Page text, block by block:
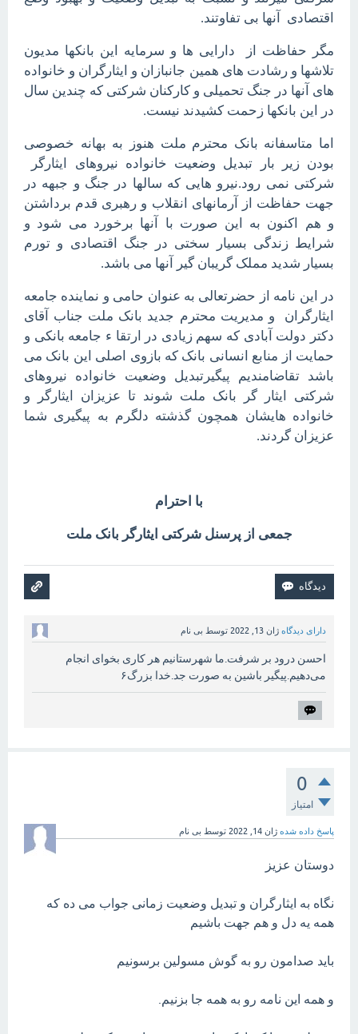
اقتصادی آنها بی تفاوتند.
مگر حفاظت از دارایی ها و سرمایه این بانکها مدیون
تلاشها و رشادت های همین جانبازان و ایثارگران و خانواده
های آنها در جنگ تحمیلی و کارکنان شرکتی که چندین سال
در این بانکها زحمت کشیدند نیست.
اما متاسفانه بانک محترم ملت هنوز به بهانه خصوصی
بودن زیر بار تبدیل وضعیت خانواده نیروهای ایثارگر
شرکتی نمی رود.نیرو هایی که سالها در جنگ و جبهه در
جهت حفاظت از آرمانهای انقلاب و رهبری قدم برداشتن
و هم اکنون به این صورت با آنها برخورد می شود و
شرایط زندگی بسیار سختی در جنگ اقتصادی و تورم
بسیار شدید مملک گریبان گیر آنها می باشد.
در این نامه از حضرتعالی به عنوان حامی و نماینده جامعه
ایثارگران و مدیریت محترم جدید بانک ملت جناب آقای
دکتر دولت آبادی که سهم زیادی در ارتقا ء جامعه بانکی و
حمایت از منابع انسانی بانک که بازوی اصلی این بانک می
باشد تقاضامندیم پیگیرتبدیل وضعیت خانواده نیروهای
شرکتی ایثار گر بانک ملت شوند تا عزیزان ایثارگر و
خانواده هایشان همچون گذشته دلگرم به پیگیری شما
عزیزان گردند.
با احترام
جمعی از پرسنل شرکتی ایثارگر بانک ملت
دارای دیدگاه ژان 13, 2022 توسط بی نام
احسن درود بر شرفت.ما شهرستانیم هر کاری بخوای انجام
می‌دهیم.پیگیر باشین به صورت جد.خدا بزرگ۶
0
امتیاز
پاسخ داده شده ژان 14, 2022 توسط بی نام
دوستان عزیز
نگاه به ایثارگران و تبدیل وضعیت زمانی جواب می ده که
همه یه دل و هم جهت باشیم
باید صدامون رو به گوش مسولین برسونیم
و همه این نامه رو به همه جا بزنیم.